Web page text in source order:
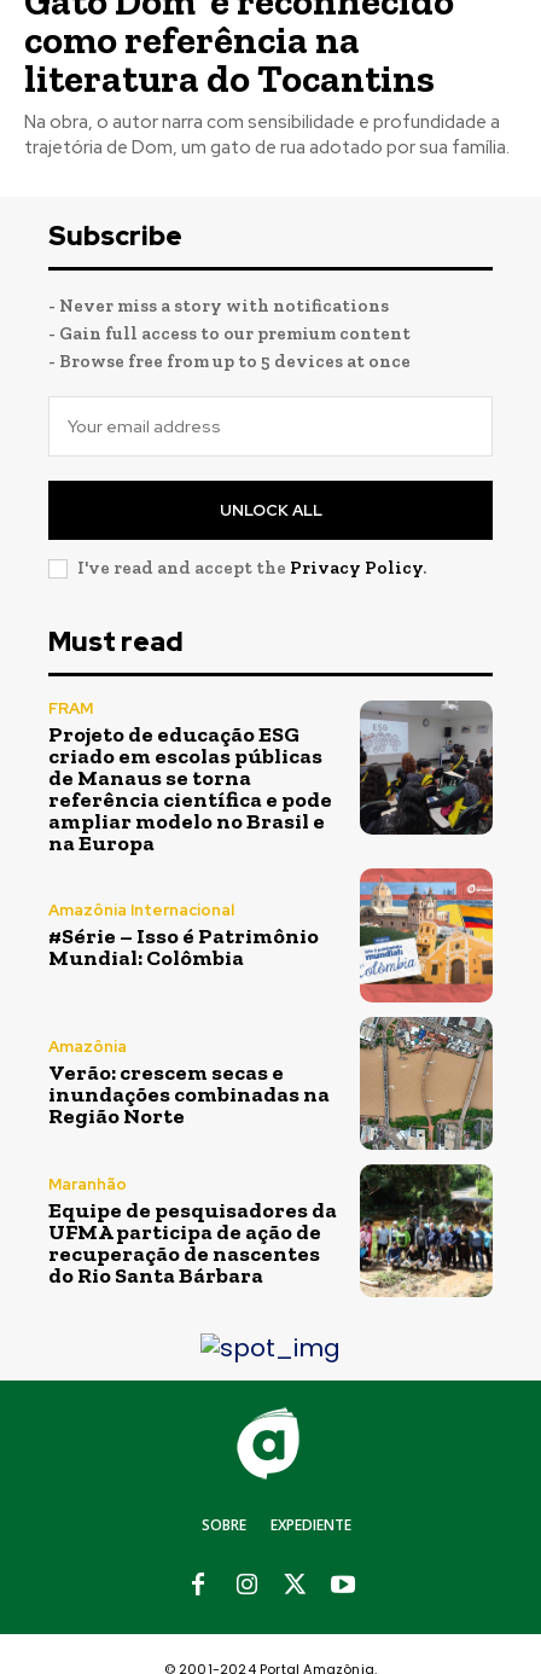
como referência na
literatura do Tocantins
Na obra, o autor narra com sensibilidade e profundidade a
trajetória de Dom, um gato de rua adotado por sua família.
Subscribe
- Never miss a story with notifications
- Gain full access to our premium content
- Browse free from up to 5 devices at once
UNLOCK ALL
I've read and accept the Privacy Policy.
Must read
FRAM
Projeto de educação ESG
criado em escolas públicas
de Manaus se torna
referência científica e pode
ampliar modelo no Brasil e
na Europa
Amazônia Internacional
#Série – Isso é Patrimônio
Mundial: Colômbia
Amazônia
Verão: crescem secas e
inundações combinadas na
Região Norte
Maranhão
Equipe de pesquisadores da
UFMA participa de ação de
recuperação de nascentes
do Rio Santa Bárbara
SOBRE EXPEDIENTE
© 2001-2024 Portal Amazônia.